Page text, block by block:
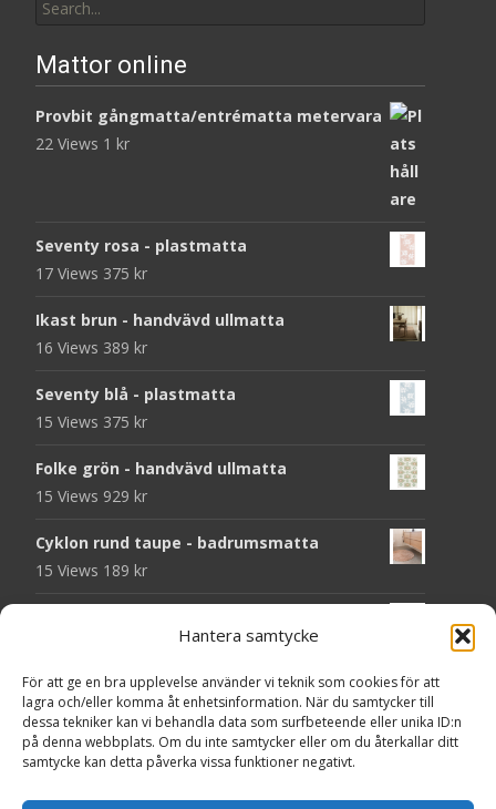
Hantera samtycke
För att ge en bra upplevelse använder vi teknik som cookies för att
lagra och/eller komma åt enhetsinformation. När du samtycker till
dessa tekniker kan vi behandla data som surfbeteende eller unika ID:n
på denna webbplats. Om du inte samtycker eller om du återkallar ditt
samtycke kan detta påverka vissa funktioner negativt.
for:
Mattor online
Provbit gångmatta/entrématta metervara
22 Views 1 kr
Seventy rosa - plastmatta
17 Views 375 kr
Ikast brun - handvävd ullmatta
16 Views 389 kr
Seventy blå - plastmatta
15 Views 375 kr
Folke grön - handvävd ullmatta
15 Views 929 kr
Cyklon rund taupe - badrumsmatta
15 Views 189 kr
Seventy grå - plastmatta
14 Views375kr
Välkommen - dörrmatta i kokos